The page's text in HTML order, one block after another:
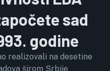
sad
godine
realizovali na desetine
širom Srbije